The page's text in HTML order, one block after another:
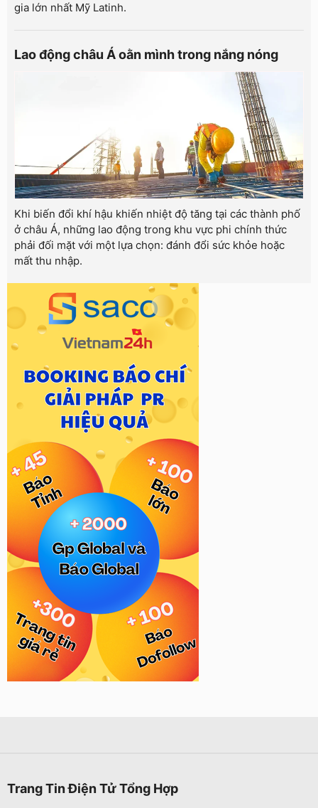
gia lớn nhất Mỹ Latinh.
Lao động châu Á oằn mình trong nắng nóng
Khi biến đổi khí hậu khiến nhiệt độ tăng tại các thành phố
ở châu Á, những lao động trong khu vực phi chính thức
phải đối mặt với một lựa chọn: đánh đổi sức khỏe hoặc
mất thu nhập.
Trang Tin Điện Tử Tổng Hợp